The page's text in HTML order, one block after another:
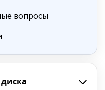
вопросы